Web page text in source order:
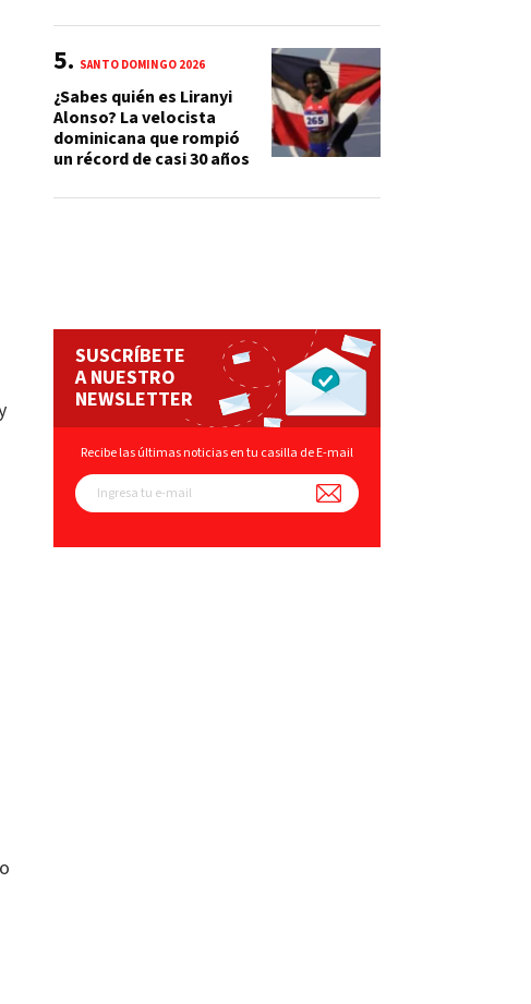
SANTO DOMINGO 2026
¿Sabes quién es Liranyi
Alonso? La velocista
dominicana que rompió
un récord de casi 30 años
SUSCRÍBETE
A NUESTRO
NEWSLETTER
Recibe las últimas noticias en tu casilla de E-mail